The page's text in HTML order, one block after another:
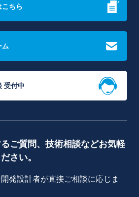
こちら
ム
受付中
ご質問、技術相談などお気軽
さい。
発設計者が直接ご相談に応じま